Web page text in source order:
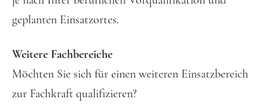
geplanten Einsatzortes.
Weitere Fachbereiche
Möchten Sie sich für einen weiteren Einsatzbereich
zur Fachkraft qualifizieren?